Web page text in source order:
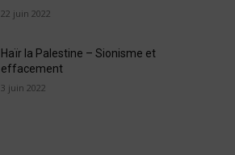
22 juin 2022
Haïr la Palestine – Sionisme et
effacement
3 juin 2022